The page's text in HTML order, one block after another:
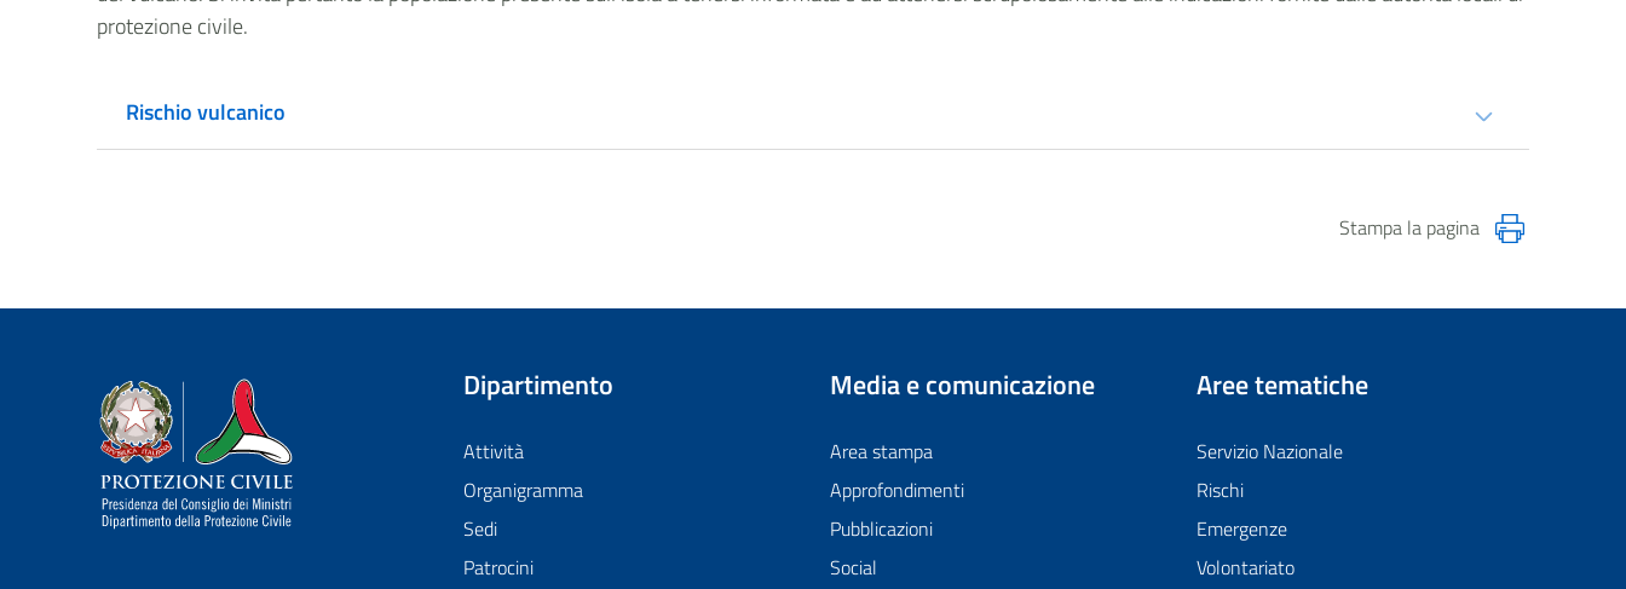
protezione civile.
Rischio vulcanico
Stampa la pagina
Dipartimento della Protezione Civile
Dipartimento
Attività
Organigramma
Sedi
Patrocini
Media e comunicazione
Area stampa
Approfondimenti
Pubblicazioni
Social
Aree tematiche
Servizio Nazionale
Rischi
Emergenze
Volontariato